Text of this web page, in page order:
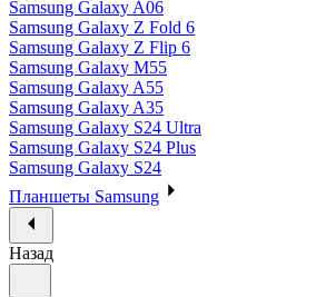
Samsung Galaxy A06
Samsung Galaxy Z Fold 6
Samsung Galaxy Z Flip 6
Samsung Galaxy M55
Samsung Galaxy A55
Samsung Galaxy A35
Samsung Galaxy S24 Ultra
Samsung Galaxy S24 Plus
Samsung Galaxy S24
Планшеты Samsung
Назад